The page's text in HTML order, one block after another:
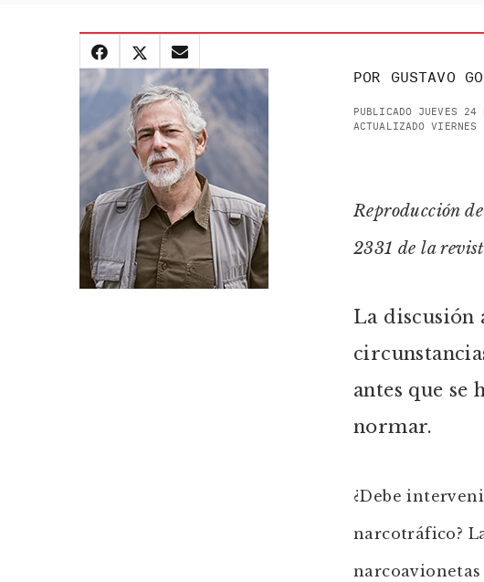
POR GUSTAVO
PUBLICADO JUEVES
ACTUALIZADO
Reproducción
2331 de la
La discusión
antes que se
normar.
¿Debe
narcotráfico?